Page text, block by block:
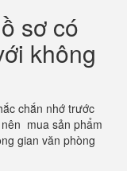
sơ có
không
chắn nhớ trước
mua sản phẩm
gian văn phòng